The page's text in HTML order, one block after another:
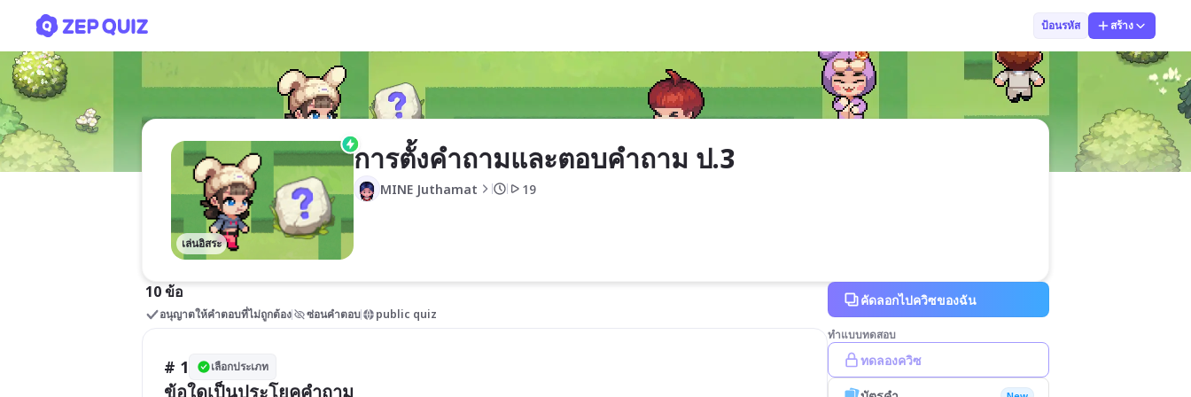
ป้อนรหัส สร้าง
เล่นอิสระ
การตั้งคำถามและตอบคำถาม ป.3
MINE Juthamat 19
10 ข้อ
อนุญาตให้คำตอบที่ไม่ถูกต้อง ซ่อนคำตอบ public quiz
# 1 เลือกประเภท
ข้อใดเป็นประโยคคำถาม
คัดลอกไปควิซของฉัน
ทำแบบทดสอบ
ทดลองควิซ